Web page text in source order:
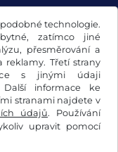
technologie.
zatímco jiné
přesměrování a
reklamy. Třetí strany
s jinými údaji
informace ke
stranami najdete v
údajů. Používání
upravit pomocí
na odstoupení od